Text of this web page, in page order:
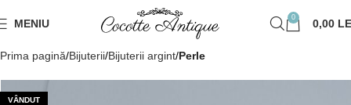
MENIU 0 0,00
Prima pagină Bijuterii Bijuterii argint Perle
VÂNDUT